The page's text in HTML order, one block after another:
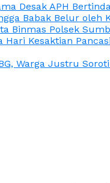
Desak APH
Babak Belur
Binmas Polsek
Kesaktian
Warga Justru